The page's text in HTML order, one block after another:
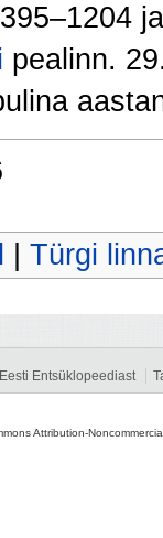
pealinn.
Türgi
Eesti Entsüklopeediast
Attribution-